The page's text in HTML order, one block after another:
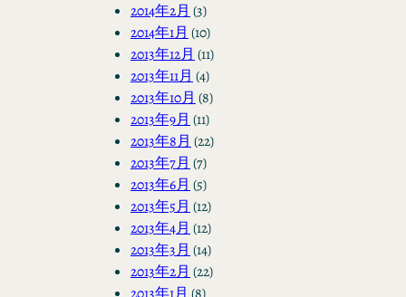
2014年2月 (3)
2014年1月 (10)
2013年12月 (11)
2013年11月 (4)
2013年10月 (8)
2013年9月 (11)
2013年8月 (22)
2013年7月 (7)
2013年6月 (5)
2013年5月 (12)
2013年4月 (12)
2013年3月 (14)
2013年2月 (22)